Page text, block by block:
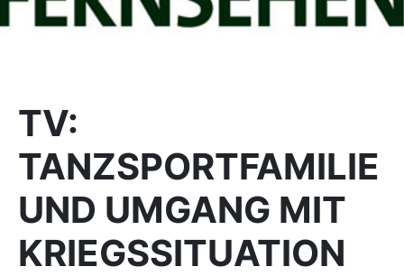
TV:
TANZSPORTFAMILIE
UND UMGANG MIT
KRIEGSSITUATION